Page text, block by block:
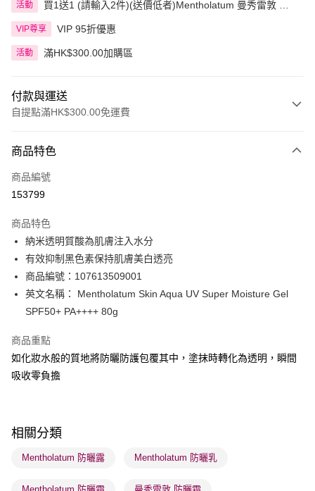
活動
買1送1 (請輸入2件)(送價低者)Mentholatum 曼秀雷敦 精
VIP尊享 VIP 95折優惠
活動 滿HK$300.00加購區
付款與運送
自提點滿HK$300.00免運費
信用卡
Apple Pay
PayMe
WeChat Pay
BoC Pay
順豐自助櫃 - 確認發貨後1-3個工作天送達
每筆HK$65.00，滿HK$300.00或以上免運費
確認發貨後1-3 工作天送達，訂單將隨機分配至SF順豐速運或京東
物流公司進行物流配送
商品特色
商品編號
153799
商品特色
納米透明質酸為肌膚注入水分
有效抑制黑色素保持肌膚美白透亮
商品編號：107613509001
英文名稱： Mentholatum Skin Aqua UV Super Moisture Gel
SPF50+ PA++++ 80g
商品重點
如化妝水般的質地將防曬防護包覆其中，塗抹時轉化為透明，瞬間
吸收零負擔
相關分類
Mentholatum 防曬露 Mentholatum 防曬乳